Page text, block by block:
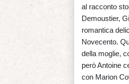
al racconto
Demoustier,
romantica
Novecento.
della moglie,
però Antoine
con Marion